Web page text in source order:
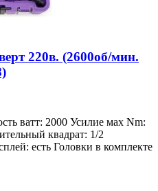
220в. (2600об/мин.
ватт: 2000 Усилие мах Nm:
квадрат: 1/2
есть Головки в комплекте